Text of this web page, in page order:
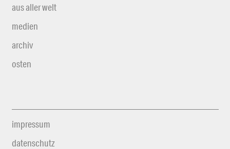
aus aller welt
medien
archiv
osten
impressum
datenschutz